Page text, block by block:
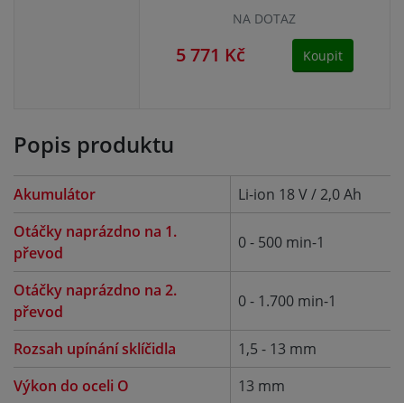
NA DOTAZ
5 771 Kč Koupit
Popis produktu
Akumulátor
Li-ion 18 V / 2,0 Ah
Otáčky naprázdno na 1.
převod
0 - 500 min-1
Otáčky naprázdno na 2.
převod
0 - 1.700 min-1
Rozsah upínání sklíčidla
1,5 - 13 mm
Výkon do oceli O
13 mm